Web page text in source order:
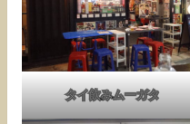
タイ飲みムーガタ